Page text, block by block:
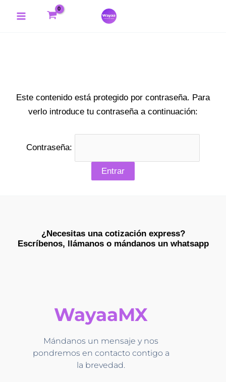
Main
Este contenido está protegido por contraseña. Para
verlo introduce tu contraseña a continuación:
Contraseña:
¿Necesitas una cotización express?
Escríbenos, llámanos o mándanos un whatsapp​
WayaaMX
Mándanos un mensaje y nos
pondremos en contacto contigo a
la brevedad.